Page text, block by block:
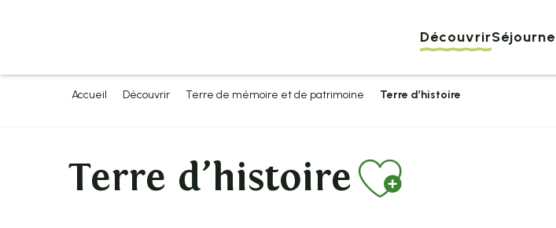
Découvrir
Accueil Découvrir Terre de mémoire et de patrimoine Terre d’histoire
Terre d’histoireAjouter